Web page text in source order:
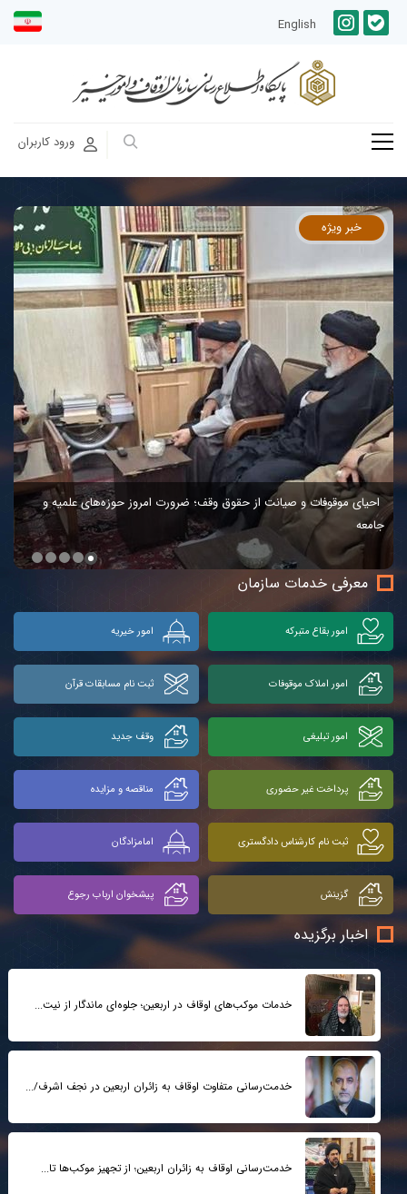
English
ورود کاربران
معرفی خدمات سازمان
امور بقاع متبرکه امور خیریه
امور املاک موقوفات ثبت نام مسابقات قرآن
امور تبلیغی وقف جدید
پرداخت غیر حضوری مناقصه و مزایده
ثبت نام کارشناس دادگستری امامزادگان
گزینش پیشخوان ارباب رجوع
خبر ویژه
احیای موقوفات و صیانت از حقوق وقف؛ ضرورت امروز حوزه‌های علمیه و
جامعه
اخبار برگزیده
خدمات موکب‌های اوقاف در اربعین؛ جلوه‌ای ماندگار از نیت...
خدمت‌رسانی متفاوت اوقاف به زائران اربعین در نجف اشرف/...
خدمت‌رسانی اوقاف به زائران اربعین؛ از تجهیز موکب‌ها تا...